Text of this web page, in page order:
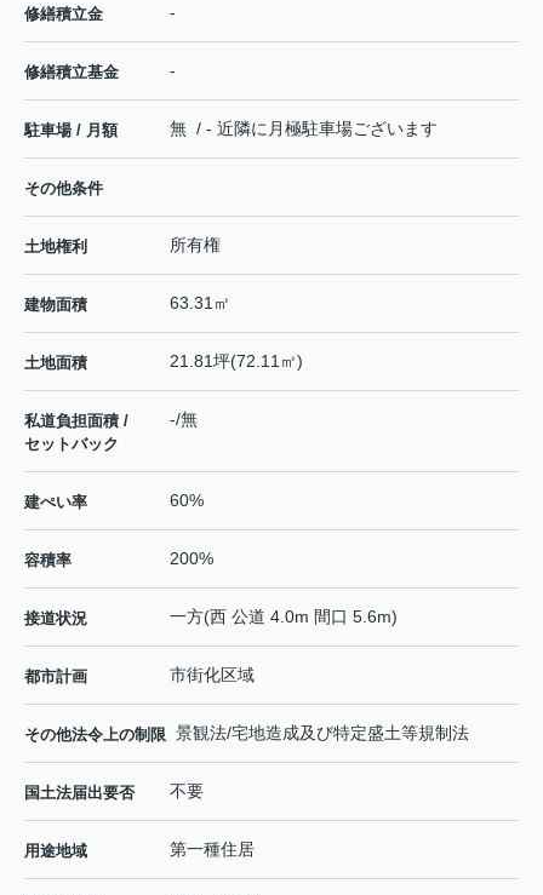
修繕積立金 -
修繕積立基金 -
駐車場 / 月額 無 / - 近隣に月極駐車場ございます
その他条件
土地権利 所有権
建物面積 63.31㎡
土地面積 21.81坪(72.11㎡)
私道負担面積 /
セットバック
-/無
建ぺい率 60%
容積率 200%
接道状況 一方(西 公道 4.0m 間口 5.6m)
都市計画 市街化区域
その他法令上の制限 景観法/宅地造成及び特定盛土等規制法
国土法届出要否 不要
用途地域 第一種住居